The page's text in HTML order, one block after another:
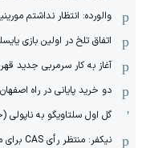
والورده: انتظار نداشتم
اتفاق تلخ در اولین بازی
آغاز به کار سرمربی جدید
دو خرید پایانی در راه اصفهان
گل اول سلتاویگو به ناپولی
نیکفر: منتظر رأی CAS برای مجوز حرفه‌ای هستیم